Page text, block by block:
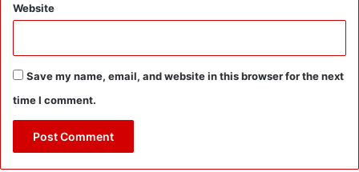
Website
Save my name, email, and website in this browser for the next
time I comment.